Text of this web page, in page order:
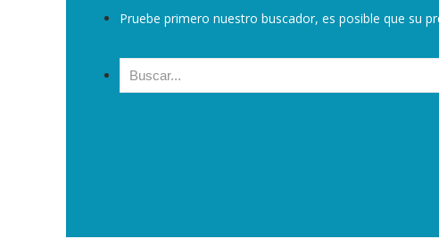
Pruebe primero nuestro buscador, es posible que su
Buscar: